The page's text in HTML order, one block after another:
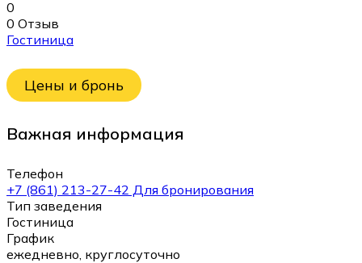
0
0 Отзыв
Гостиница
Цены и бронь
Важная информация
Телефон
+7 (861) 213-27-42 Для бронирования
Тип заведения
Гостиница
График
ежедневно, круглосуточно